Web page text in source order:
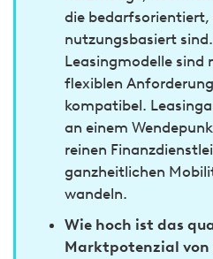
die
nutzungsbasiert
Leasingmodelle sind
flexiblen
kompatibel.
an einem
reinen
ganzheitlichen
wandeln.
Wie hoch ist das
Marktpotenzial von